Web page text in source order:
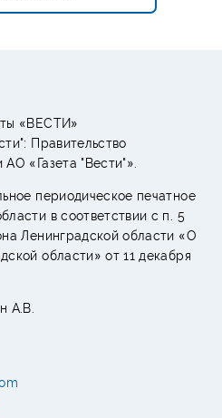
«ВЕСТИ»
Правительство
«Газета "Вести"».
периодическое печатное
в соответствии с п. 5
Ленинградской области «О
области» от 11 декабря
А.В.